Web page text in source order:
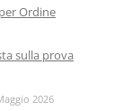
Ordine
sulla prova
2026